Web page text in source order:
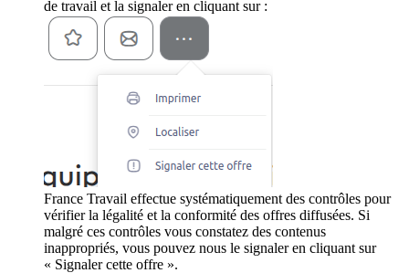
de travail et la signaler en cliquant sur :
France Travail effectue systématiquement des contrôles pour
vérifier la légalité et la conformité des offres diffusées. Si
malgré ces contrôles vous constatez des contenus
inappropriés, vous pouvez nous le signaler en cliquant sur
« Signaler cette offre ».